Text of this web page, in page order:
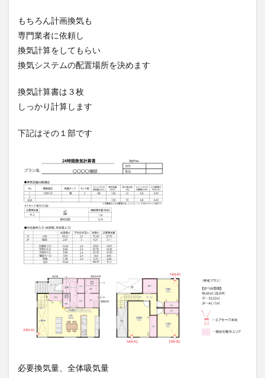
もちろん計画換気も
専門業者に依頼し
換気計算をしてもらい
換気システムの配置場所を決めます
換気計算書は３枚
しっかり計算します
下記はその１部です
必要換気量、全体吸気量